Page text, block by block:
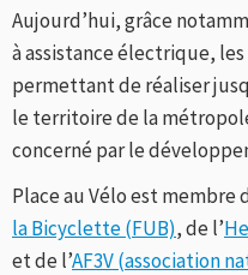
Aujourd’hui, grâce
à assistance électrique,
permettant de réaliser
le territoire de la
concerné par le
Place au Vélo est membre
la Bicyclette (FUB), de l’
et de l’AF3V (association